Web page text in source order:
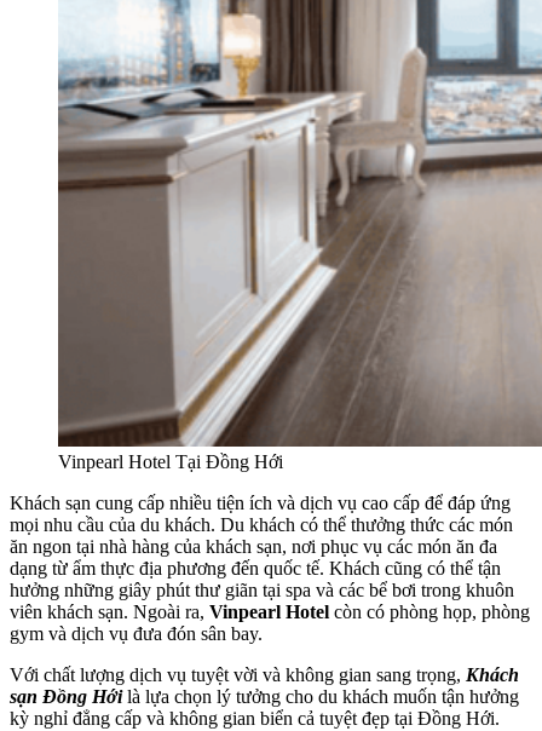
Vinpearl Hotel Tại Đồng Hới
Khách sạn cung cấp nhiều tiện ích và dịch vụ cao cấp để đáp ứng
mọi nhu cầu của du khách. Du khách có thể thưởng thức các món
ăn ngon tại nhà hàng của khách sạn, nơi phục vụ các món ăn đa
dạng từ ẩm thực địa phương đến quốc tế. Khách cũng có thể tận
hưởng những giây phút thư giãn tại spa và các bể bơi trong khuôn
viên khách sạn. Ngoài ra, Vinpearl Hotel còn có phòng họp, phòng
gym và dịch vụ đưa đón sân bay.
Với chất lượng dịch vụ tuyệt vời và không gian sang trọng, Khách
sạn Đồng Hớilà lựa chọn lý tưởng cho du khách muốn tận hưởng
kỳ nghỉ đẳng cấp và không gian biển cả tuyệt đẹp tại Đồng Hới.